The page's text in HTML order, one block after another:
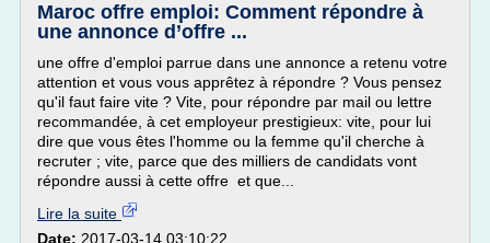
Maroc offre emploi: Comment répondre à
une annonce d’offre ...
une offre d'emploi parrue dans une annonce a retenu votre
attention et vous vous apprêtez à répondre ? Vous pensez
qu'il faut faire vite ? Vite, pour répondre par mail ou lettre
recommandée, à cet employeur prestigieux: vite, pour lui
dire que vous êtes l'homme ou la femme qu'il cherche à
recruter ; vite, parce que des milliers de candidats vont
répondre aussi à cette offre et que...
Lire la suite
Date: 2017-03-14 03:10:22